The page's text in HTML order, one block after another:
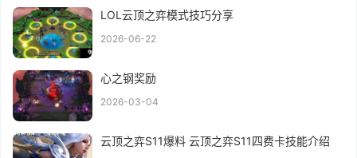
LOL云顶之弈模式技巧分享
2026-06-22
心之钢奖励
2026-03-04
云顶之弈S11爆料 云顶之弈S11四费卡技能介绍